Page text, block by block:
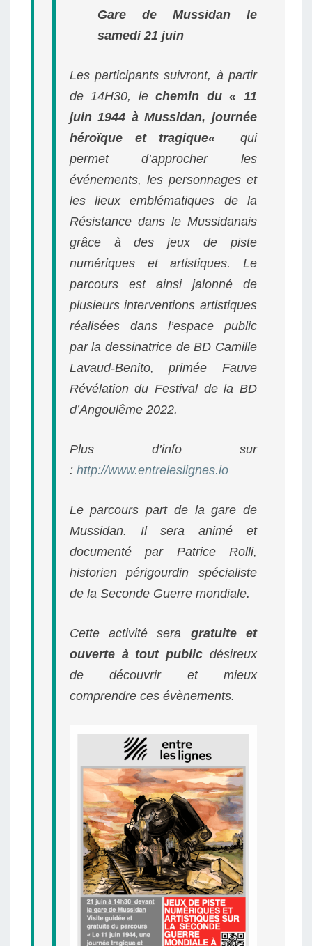
Gare de Mussidan le
samedi 21 juin
Les participants suivront, à partir
de 14H30, lechemin du«11
juin 1944 à Mussidan, journée
héroïque et tragique«
qui
permetd’approcher les
événements, les personnages et
les lieux emblématiques de la
Résistance dans le Mussidanais
grâce à des jeux de piste
numériques et artistiques. Le
parcours estainsi jalonné
de
plusieurs interventions artistiques
réalisées dans l’espace public
par la dessinatrice de BD Camille
Lavaud-Benito, primée Fauve
Révélation du Festival de la BD
d’Angoulême 2022.
Plus d’info sur
: http://www.entreleslignes.io
Le parcours part de la gare de
Mussidan. Il sera animé et
documenté par Patrice Rolli,
historien périgourdin spécialiste
de la Seconde Guerre mondiale.
Cette activité sera gratuite et
ouverte à tout public désireux
de découvrir et mieux
comprendre ces évènements.